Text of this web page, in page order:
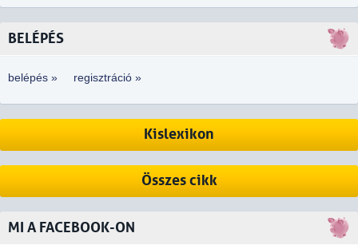
BELÉPÉS
belépés » regisztráció »
Kislexikon
Összes cikk
MI A FACEBOOK-ON